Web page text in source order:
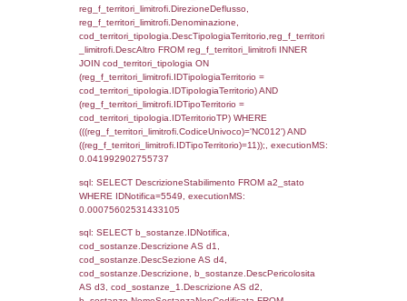
rofi.DescAltro FROM f_territori_limitrofi
cod_territori_tipologia ON
(f_territori_limitrofi.IDTipologiaTerritorio =
cod_territori_tipologia.IDTipologiaTerritorio)
(f_territori_limitrofi.IDTipoTerritorio =
cod_territori_tipologia.IDTerritorioTP)
((f_territori_limitrofi.IDTipoTerritorio)=4)),
0.072646141052246
sql: SELECT f_territori_limitrofi.Distanza,
f_territori_limitrofi.Direzione,
f_territori_limitrofi.Denominazione,